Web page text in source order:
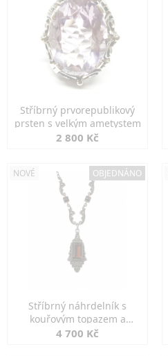
Stříbrný prvorepublikový
prsten s velkým ametystem
2 800 Kč
NOVÉ OBJEDNÁNO
Stříbrný náhrdelník s
kouřovým topazem a
markazity
4 700 Kč